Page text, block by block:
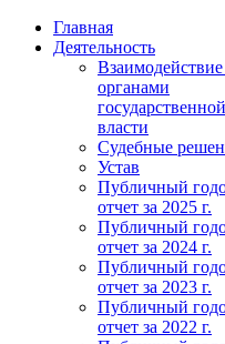
Главная
Деятельность
Взаимодействие
органами
государственной
власти
Судебные
Устав
Публичный
отчет за 2025 г.
Публичный
отчет за 2024 г.
Публичный
отчет за 2023 г.
Публичный
отчет за 2022 г.